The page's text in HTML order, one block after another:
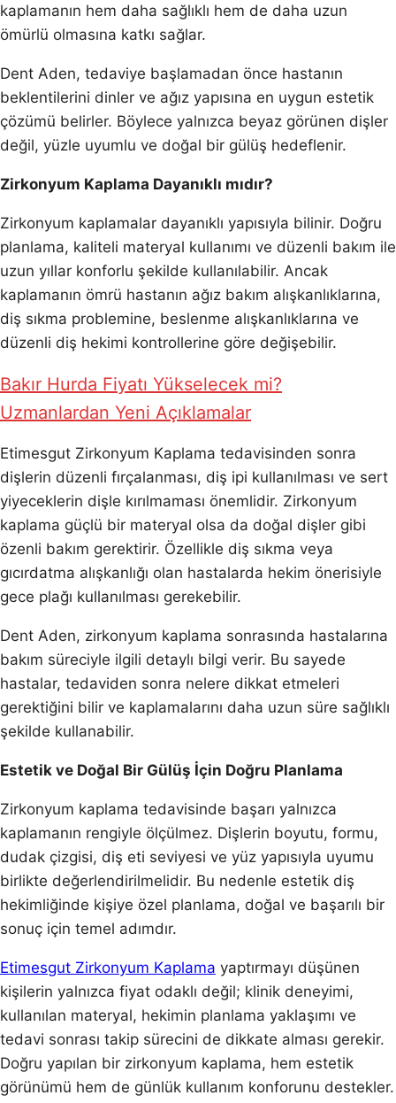
kaplamanın hem daha sağlıklı hem de daha uzun
ömürlü olmasına katkı sağlar.
Dent Aden, tedaviye başlamadan önce hastanın
beklentilerini dinler ve ağız yapısına en uygun estetik
çözümü belirler. Böylece yalnızca beyaz görünen dişler
değil, yüzle uyumlu ve doğal bir gülüş hedeflenir.
Zirkonyum Kaplama Dayanıklı mıdır?
Zirkonyum kaplamalar dayanıklı yapısıyla bilinir. Doğru
planlama, kaliteli materyal kullanımı ve düzenli bakım ile
uzun yıllar konforlu şekilde kullanılabilir. Ancak
kaplamanın ömrü hastanın ağız bakım alışkanlıklarına,
diş sıkma problemine, beslenme alışkanlıklarına ve
düzenli diş hekimi kontrollerine göre değişebilir.
Bakır Hurda Fiyatı Yükselecek mi?
Uzmanlardan Yeni Açıklamalar
Etimesgut Zirkonyum Kaplama tedavisinden sonra
dişlerin düzenli fırçalanması, diş ipi kullanılması ve sert
yiyeceklerin dişle kırılmaması önemlidir. Zirkonyum
kaplama güçlü bir materyal olsa da doğal dişler gibi
özenli bakım gerektirir. Özellikle diş sıkma veya
gıcırdatma alışkanlığı olan hastalarda hekim önerisiyle
gece plağı kullanılması gerekebilir.
Dent Aden, zirkonyum kaplama sonrasında hastalarına
bakım süreciyle ilgili detaylı bilgi verir. Bu sayede
hastalar, tedaviden sonra nelere dikkat etmeleri
gerektiğini bilir ve kaplamalarını daha uzun süre sağlıklı
şekilde kullanabilir.
Estetik ve Doğal Bir Gülüş İçin Doğru Planlama
Zirkonyum kaplama tedavisinde başarı yalnızca
kaplamanın rengiyle ölçülmez. Dişlerin boyutu, formu,
dudak çizgisi, diş eti seviyesi ve yüz yapısıyla uyumu
birlikte değerlendirilmelidir. Bu nedenle estetik diş
hekimliğinde kişiye özel planlama, doğal ve başarılı bir
sonuç için temel adımdır.
Etimesgut Zirkonyum Kaplama yaptırmayı düşünen
kişilerin yalnızca fiyat odaklı değil; klinik deneyimi,
kullanılan materyal, hekimin planlama yaklaşımı ve
tedavi sonrası takip sürecini de dikkate alması gerekir.
Doğru yapılan bir zirkonyum kaplama, hem estetik
görünümü hem de günlük kullanım konforunu destekler.